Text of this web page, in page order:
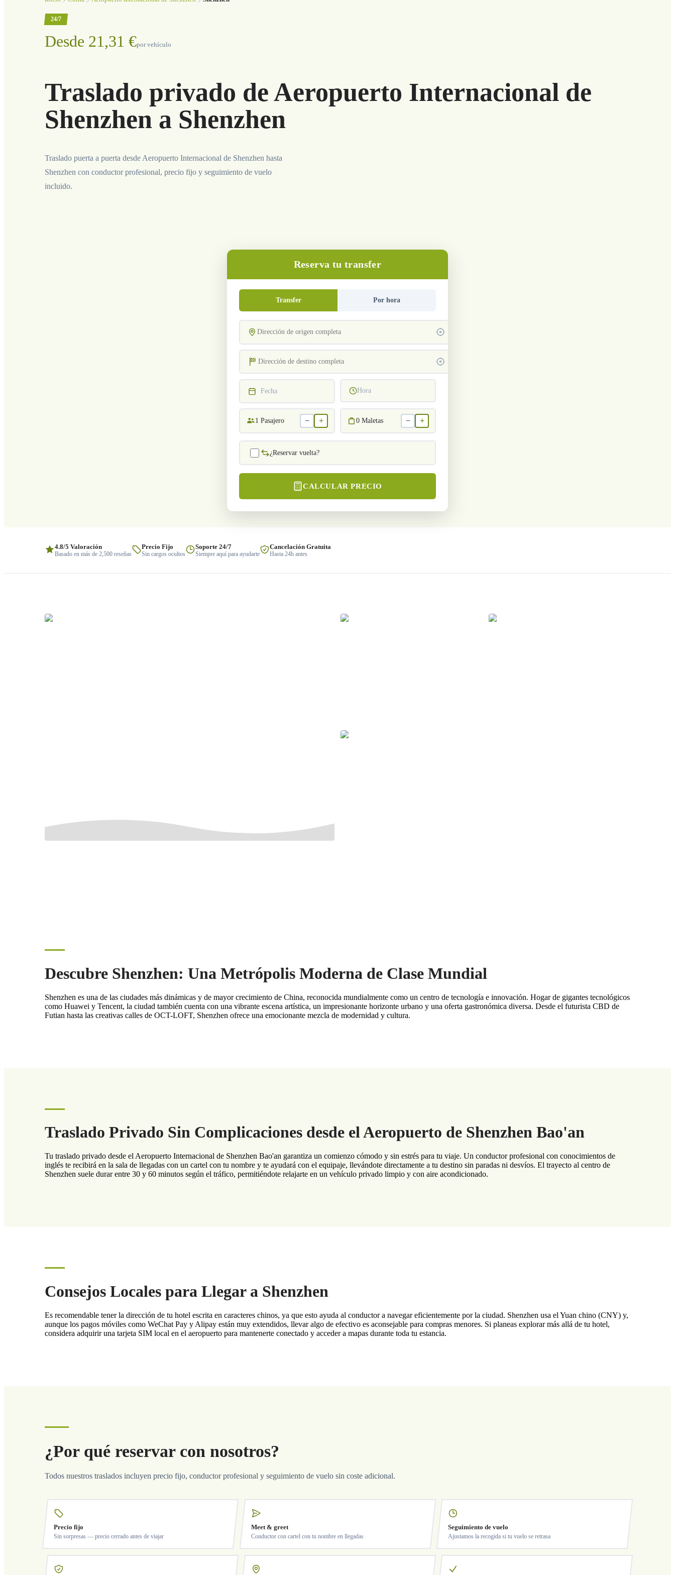
24/7
Desde 21,31 €por vehículo
Traslado privado de Aeropuerto Internacional de
Shenzhen a Shenzhen
Traslado puerta a puerta desde Aeropuerto Internacional de Shenzhen hasta
Shenzhen con conductor profesional, precio fijo y seguimiento de vuelo
incluido.
Reserva tu transfer
Transfer Por hora
Fecha Hora
1 Pasajero − + 0 Maletas − +
¿Reservar vuelta?
CALCULAR PRECIO
4.8/5 Valoración
Basado en más de 2,500 reseñas
Precio Fijo
Sin cargos ocultos
Soporte 24/7
Siempre aquí para ayudarte
Cancelación Gratuita
Hasta 24h antes
Descubre Shenzhen: Una Metrópolis Moderna de Clase Mundial
Shenzhen es una de las ciudades más dinámicas y de mayor crecimiento de China, reconocida mundialmente como un centro de tecnología e innovación. Hogar de gigantes tecnológicos
como Huawei y Tencent, la ciudad también cuenta con una vibrante escena artística, un impresionante horizonte urbano y una oferta gastronómica diversa. Desde el futurista CBD de
Futian hasta las creativas calles de OCT-LOFT, Shenzhen ofrece una emocionante mezcla de modernidad y cultura.
Traslado Privado Sin Complicaciones desde el Aeropuerto de Shenzhen Bao'an
Tu traslado privado desde el Aeropuerto Internacional de Shenzhen Bao'an garantiza un comienzo cómodo y sin estrés para tu viaje. Un conductor profesional con conocimientos de
inglés te recibirá en la sala de llegadas con un cartel con tu nombre y te ayudará con el equipaje, llevándote directamente a tu destino sin paradas ni desvíos. El trayecto al centro de
Shenzhen suele durar entre 30 y 60 minutos según el tráfico, permitiéndote relajarte en un vehículo privado limpio y con aire acondicionado.
Consejos Locales para Llegar a Shenzhen
Es recomendable tener la dirección de tu hotel escrita en caracteres chinos, ya que esto ayuda al conductor a navegar eficientemente por la ciudad. Shenzhen usa el Yuan chino (CNY) y,
aunque los pagos móviles como WeChat Pay y Alipay están muy extendidos, llevar algo de efectivo es aconsejable para compras menores. Si planeas explorar más allá de tu hotel,
considera adquirir una tarjeta SIM local en el aeropuerto para mantenerte conectado y acceder a mapas durante toda tu estancia.
¿Por qué reservar con nosotros?
Todos nuestros traslados incluyen precio fijo, conductor profesional y seguimiento de vuelo sin coste adicional.
Precio fijo
Sin sorpresas — precio cerrado antes de viajar
Meet & greet
Conductor con cartel con tu nombre en llegadas
Seguimiento de vuelo
Ajustamos la recogida si tu vuelo se retrasa